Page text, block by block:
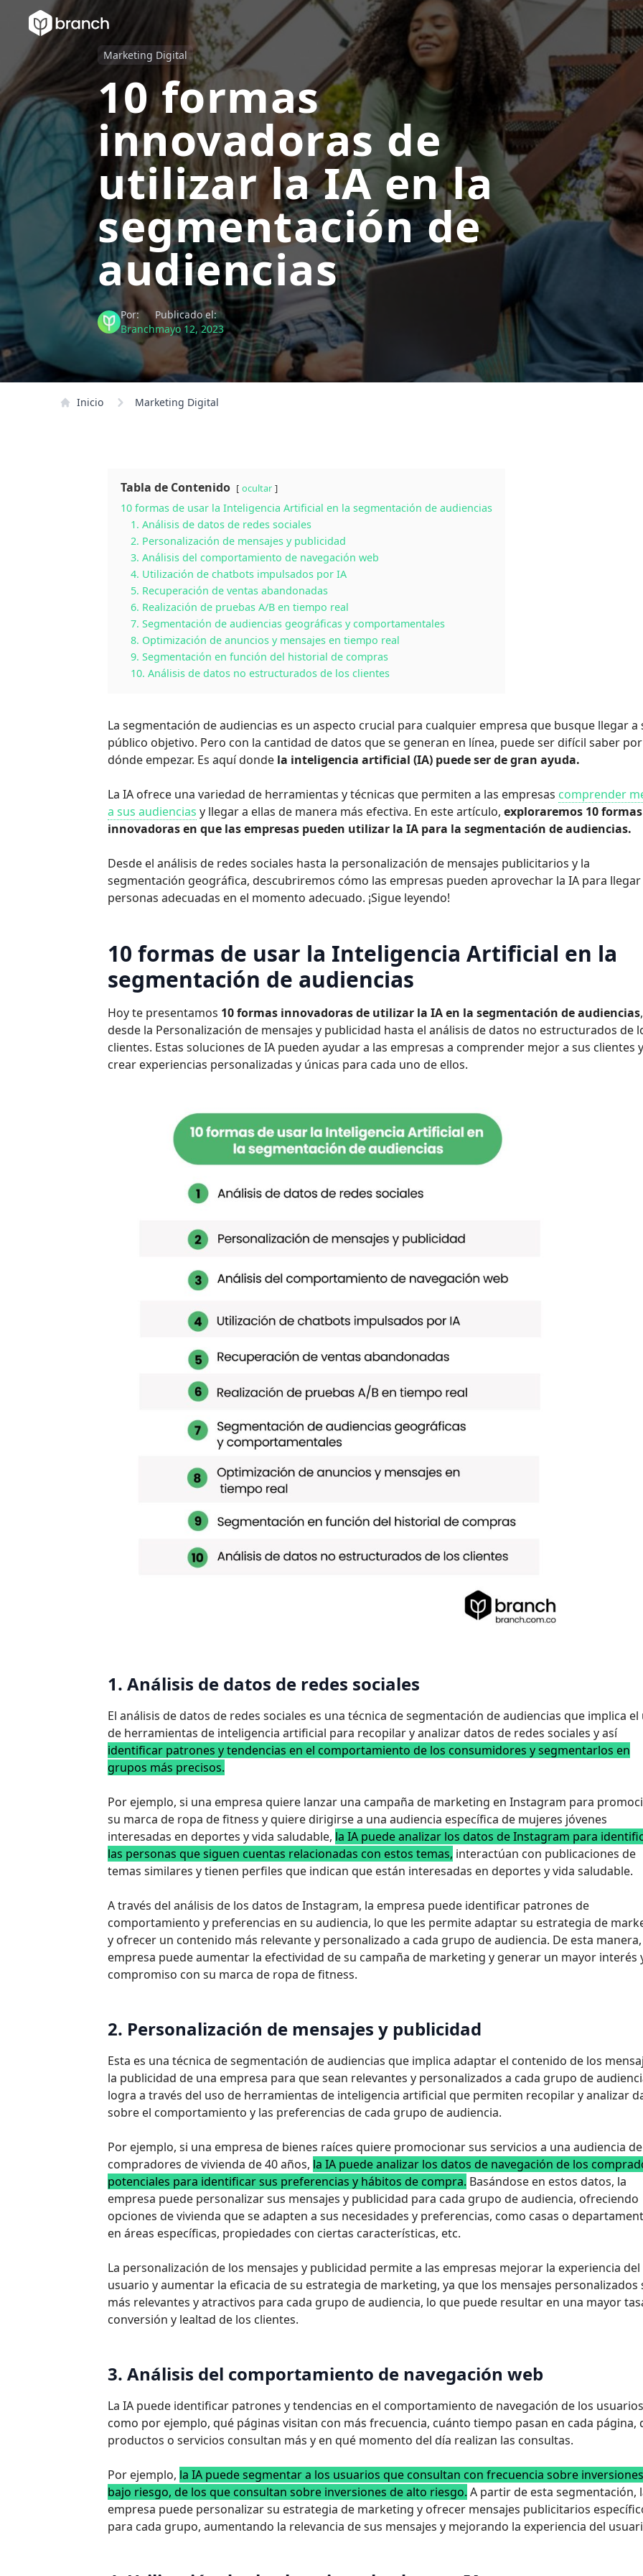
Marketing Digital
10 formas
innovadoras de
utilizar la IA en la
segmentación de
audiencias
Por:
Branch
Publicado el:
mayo 12, 2023
Inicio Marketing Digital
Tabla de Contenido ocultar
10 formas de usar la Inteligencia Artificial en la segmentación de audiencias
1. Análisis de datos de redes sociales
2. Personalización de mensajes y publicidad
3. Análisis del comportamiento de navegación web
4. Utilización de chatbots impulsados por IA
5. Recuperación de ventas abandonadas
6. Realización de pruebas A/B en tiempo real
7. Segmentación de audiencias geográficas y comportamentales
8. Optimización de anuncios y mensajes en tiempo real
9. Segmentación en función del historial de compras
10. Análisis de datos no estructurados de los clientes
La segmentación de audiencias es un aspecto crucial para cualquier empresa que busque llegar a
público objetivo. Pero con la cantidad de datos que se generan en línea, puede ser difícil saber por
dónde empezar. Es aquí donde la inteligencia artificial (IA) puede ser de gran ayuda.
La IA ofrece una variedad de herramientas y técnicas que permiten a las empresas comprender
a sus audiencias y llegar a ellas de manera más efectiva. En este artículo,exploraremos 10 formas
innovadoras en que las empresas pueden utilizar la IA para la segmentación de audiencias.
Desde el análisis de redes sociales hasta la personalización de mensajes publicitarios y la
segmentación geográfica, descubriremos cómo las empresas pueden aprovechar la IA para llegar
personas adecuadas en el momento adecuado. ¡Sigue leyendo!
10 formas de usar la Inteligencia Artificial en la
segmentación de audiencias
Hoy te presentamos 10 formas innovadoras de utilizar la IA en la segmentación de audiencias,
desde la Personalización de mensajes y publicidad hasta el análisis de datos no estructurados de
clientes. Estas soluciones de IA pueden ayudar a las empresas a comprender mejor a sus clientes y
crear experiencias personalizadas y únicas para cada uno de ellos.
1. Análisis de datos de redes sociales
El análisis de datos de redes sociales es una técnica de segmentación de audiencias que implica el
de herramientas de inteligencia artificial para recopilar y analizar datos de redes sociales y así
identificar patrones y tendencias en el comportamiento de los consumidores y segmentarlos en
grupos más precisos.
Por ejemplo, si una empresa quiere lanzar una campaña de marketing en Instagram para
su marca de ropa de fitness y quiere dirigirse a una audiencia específica de mujeres jóvenes
interesadas en deportes y vida saludable, la IA puede analizar los datos de Instagram para
las personas que siguen cuentas relacionadas con estos temas, interactúan con publicaciones de
temas similares y tienen perfiles que indican que están interesadas en deportes y vida saludable.
A través del análisis de los datos de Instagram, la empresa puede identificar patrones de
comportamiento y preferencias en su audiencia, lo que les permite adaptar su estrategia de
y ofrecer un contenido más relevante y personalizado a cada grupo de audiencia. De esta manera,
empresa puede aumentar la efectividad de su campaña de marketing y generar un mayor interés
compromiso con su marca de ropa de fitness.
2. Personalización de mensajes y publicidad
Esta es una técnica de segmentación de audiencias que implica adaptar el contenido de los
la publicidad de una empresa para que sean relevantes y personalizados a cada grupo de
logra a través del uso de herramientas de inteligencia artificial que permiten recopilar y analizar
sobre el comportamiento y las preferencias de cada grupo de audiencia.
Por ejemplo, si una empresa de bienes raíces quiere promocionar sus servicios a una audiencia de
compradores de vivienda de 40 años, la IA puede analizar los datos de navegación de los
potenciales para identificar sus preferencias y hábitos de compra. Basándose en estos datos, la
empresa puede personalizar sus mensajes y publicidad para cada grupo de audiencia, ofreciendo
opciones de vivienda que se adapten a sus necesidades y preferencias, como casas o
en áreas específicas, propiedades con ciertas características, etc.
La personalización de los mensajes y publicidad permite a las empresas mejorar la experiencia del
usuario y aumentar la eficacia de su estrategia de marketing, ya que los mensajes personalizados
más relevantes y atractivos para cada grupo de audiencia, lo que puede resultar en una mayor
conversión y lealtad de los clientes.
3. Análisis del comportamiento de navegación web
La IA puede identificar patrones y tendencias en el comportamiento de navegación de los
como por ejemplo, qué páginas visitan con más frecuencia, cuánto tiempo pasan en cada página,
productos o servicios consultan más y en qué momento del día realizan las consultas.
Por ejemplo, la IA puede segmentar a los usuarios que consultan con frecuencia sobre
bajo riesgo, de los que consultan sobre inversiones de alto riesgo. A partir de esta segmentación,
empresa puede personalizar su estrategia de marketing y ofrecer mensajes publicitarios
para cada grupo, aumentando la relevancia de sus mensajes y mejorando la experiencia del